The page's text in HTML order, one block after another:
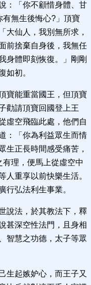
：「你不顧惜身體、甘
無生後悔心?」頂寶
大仙人，我別無所求，
前捨棄自身後，我無任
身體即刻恢復。」剛剛
如初。
寶能重當國王，但頂寶
勸請頂寶回國登上王
虛空飛臨此處，他們自
：「你為利益眾生而情
生正長時間感受痛苦，
理，便馬上從虛空中
人重享以前快樂生活。
行弘法利生事業。
說法，於其教法下，釋
甚深空性法門，且身相
智慧之功德，太子等眾
生起嫉妒心，而王子又